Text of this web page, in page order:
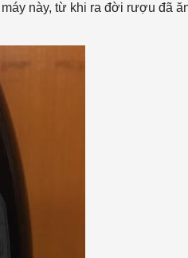
này, từ khi ra đời rượu đã